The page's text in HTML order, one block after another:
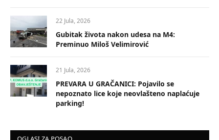
22 Jula, 2026
Gubitak života nakon udesa na M4:
Preminuo Miloš Velimirović
21 Jula, 2026
PREVARA U GRAČANICI: Pojavilo se
nepoznato lice koje neovlašteno naplaćuje
parking!